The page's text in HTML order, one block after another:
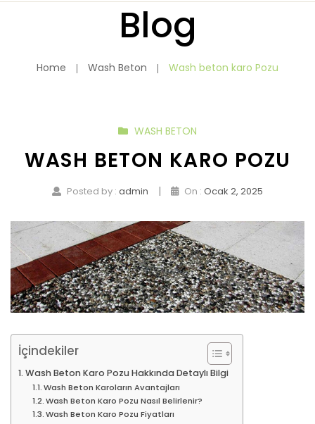
Blog
Home Wash Beton Wash beton karo Pozu
WASH BETON
WASH BETON KARO POZU
Posted by : admin | On : Ocak 2, 2025
İçindekiler
Wash Beton Karo Pozu Hakkında Detaylı Bilgi
Wash Beton Karoların Avantajları
Wash Beton Karo Pozu Nasıl Belirlenir?
Wash Beton Karo Pozu Fiyatları